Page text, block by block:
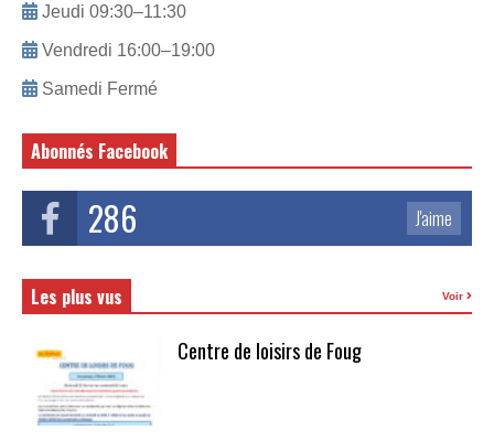
Jeudi 09:30–11:30
Vendredi 16:00–19:00
Samedi Fermé
Abonnés Facebook
286 J'aime
Les plus vus Voir
Centre de loisirs de Foug